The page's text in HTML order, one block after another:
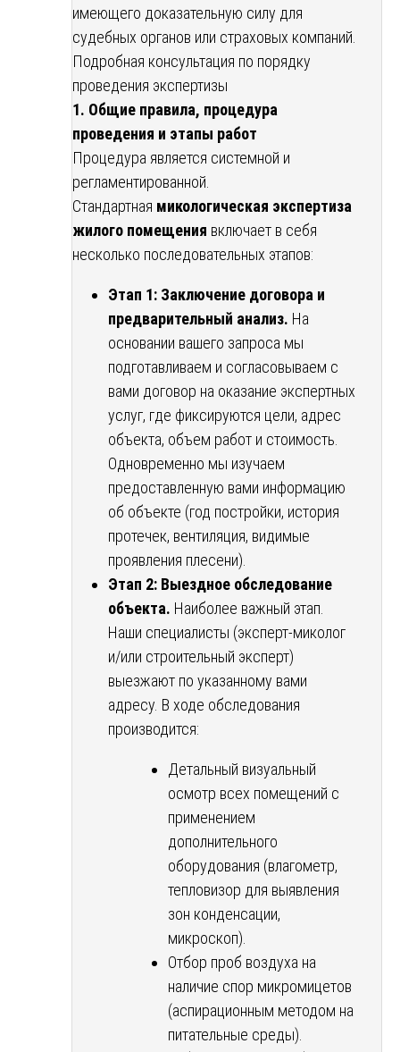
имеющего доказательную силу для
судебных органов или страховых компаний.
Подробная консультация по порядку
проведения экспертизы
1. Общие правила, процедура
проведения и этапы работ
Процедура является системной и
регламентированной.
Стандартная микологическая экспертиза
жилого помещения включает в себя
несколько последовательных этапов:
Этап 1: Заключение договора и
предварительный анализ. На
основании вашего запроса мы
подготавливаем и согласовываем с
вами договор на оказание экспертных
услуг, где фиксируются цели, адрес
объекта, объем работ и стоимость.
Одновременно мы изучаем
предоставленную вами информацию
об объекте (год постройки, история
протечек, вентиляция, видимые
проявления плесени).
Этап 2: Выездное обследование
объекта. Наиболее важный этап.
Наши специалисты (эксперт-миколог
и/или строительный эксперт)
выезжают по указанному вами
адресу. В ходе обследования
производится:
Детальный визуальный
осмотр всех помещений с
применением
дополнительного
оборудования (влагометр,
тепловизор для выявления
зон конденсации,
микроскоп).
Отбор проб воздуха на
наличие спор микромицетов
(аспирационным методом на
питательные среды).